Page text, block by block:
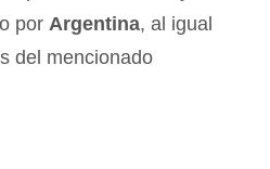
por Argentina, al igual
del mencionado